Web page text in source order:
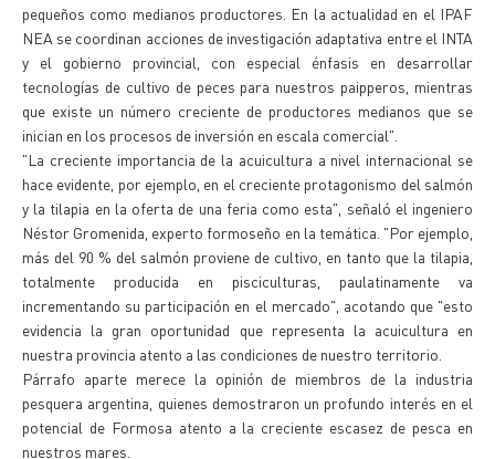
pequeños como medianos productores. En la actualidad en el IPAF
NEA se coordinan acciones de investigación adaptativa entre el INTA
y el gobierno provincial, con especial énfasis en desarrollar
tecnologías de cultivo de peces para nuestros paipperos, mientras
que existe un número creciente de productores medianos que se
inician en los procesos de inversión en escala comercial".
"La creciente importancia de la acuicultura a nivel internacional se
hace evidente, por ejemplo, en el creciente protagonismo del salmón
y la tilapia en la oferta de una feria como esta", señaló el ingeniero
Néstor Gromenida, experto formoseño en la temática. "Por ejemplo,
más del 90 % del salmón proviene de cultivo, en tanto que la tilapia,
totalmente producida en pisciculturas, paulatinamente va
incrementando su participación en el mercado", acotando que "esto
evidencia la gran oportunidad que representa la acuicultura en
nuestra provincia atento a las condiciones de nuestro territorio.
Párrafo aparte merece la opinión de miembros de la industria
pesquera argentina, quienes demostraron un profundo interés en el
potencial de Formosa atento a la creciente escasez de pesca en
nuestros mares.